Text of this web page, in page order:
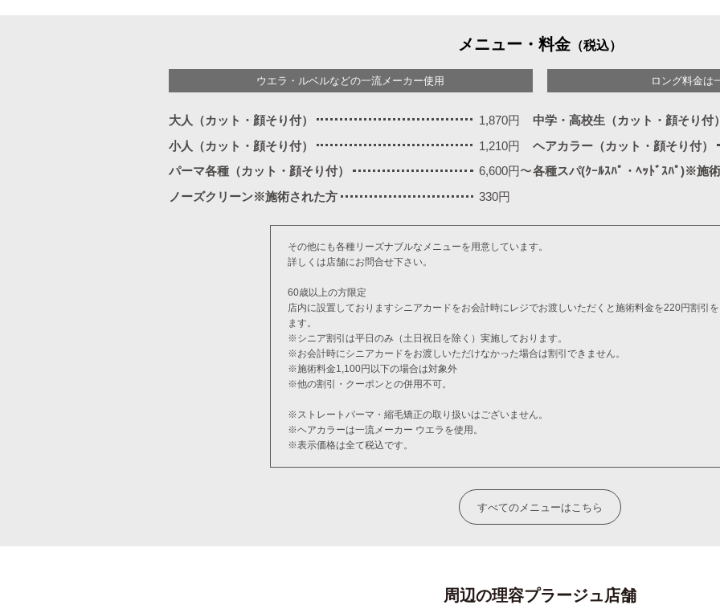
メニュー・料金（税込）
ウエラ・ルベルなどの一流メーカー使用 ロング料金は
大人（カット・顔そり付） 1,870円 中学・高校生（カット・顔そり付）
小人（カット・顔そり付）
1,210円 ヘアカラー（カット・顔そり付）
パーマ各種（カット・顔そり付）
6,600円〜各種スパ(ｸｰﾙｽﾊﾟ・ﾍｯﾄﾞｽﾊﾟ)※施
ノーズクリーン※施術された方
330円
その他にも各種リーズナブルなメニューを用意しています。
詳しくは店舗にお問合せ下さい。
60歳以上の方限定
店内に設置しておりますシニアカードをお会計時にレジでお渡しいただくと施術料金を220円割引
ます。
※シニア割引は平日のみ（土日祝日を除く）実施しております。
※お会計時にシニアカードをお渡しいただけなかった場合は割引できません。
※施術料金1,100円以下の場合は対象外
※他の割引・クーポンとの併用不可。
※ストレートパーマ・縮毛矯正の取り扱いはございません。
※ヘアカラーは一流メーカー ウエラを使用。
※表示価格は全て税込です。
すべてのメニューはこちら
周辺の理容プラージュ店舗